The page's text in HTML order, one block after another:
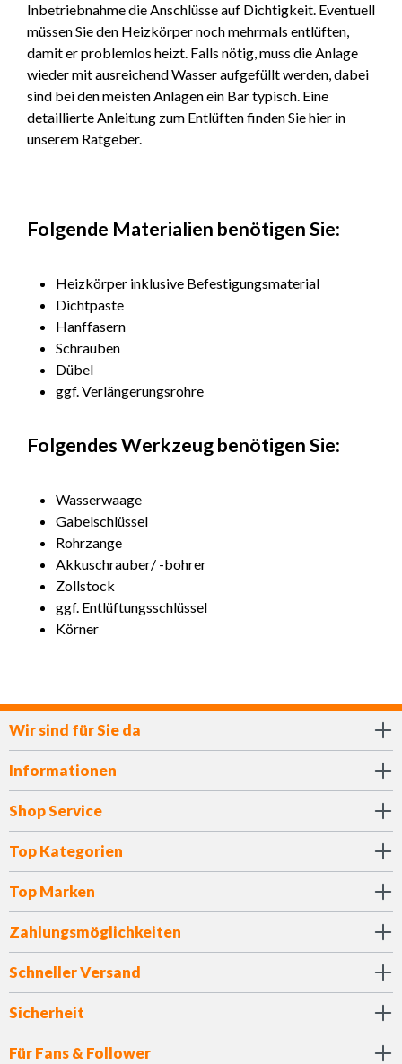
Inbetriebnahme die Anschlüsse auf Dichtigkeit. Eventuell
müssen Sie den Heizkörper noch mehrmals entlüften,
damit er problemlos heizt. Falls nötig, muss die Anlage
wieder mit ausreichend Wasser aufgefüllt werden, dabei
sind bei den meisten Anlagen ein Bar typisch. Eine
detaillierte Anleitung zum Entlüften finden Sie hier in
unserem Ratgeber.
Folgende Materialien benötigen Sie:
Heizkörper inklusive Befestigungsmaterial
Dichtpaste
Hanffasern
Schrauben
Dübel
ggf. Verlängerungsrohre
Folgendes Werkzeug benötigen Sie:
Wasserwaage
Gabelschlüssel
Rohrzange
Akkuschrauber/ -bohrer
Zollstock
ggf. Entlüftungsschlüssel
Körner
Wir sind für Sie da
Informationen
Shop Service
Top Kategorien
Top Marken
Zahlungsmöglichkeiten
Schneller Versand
Sicherheit
Für Fans & Follower